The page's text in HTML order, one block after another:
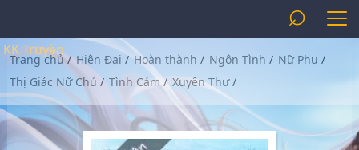
KK Truyện
⌕
Trang chủ/ Hiện Đại / Hoàn thành / Ngôn Tình / Nữ Phụ /
Thị Giác Nữ Chủ / Tình Cảm/ Xuyên Thư/